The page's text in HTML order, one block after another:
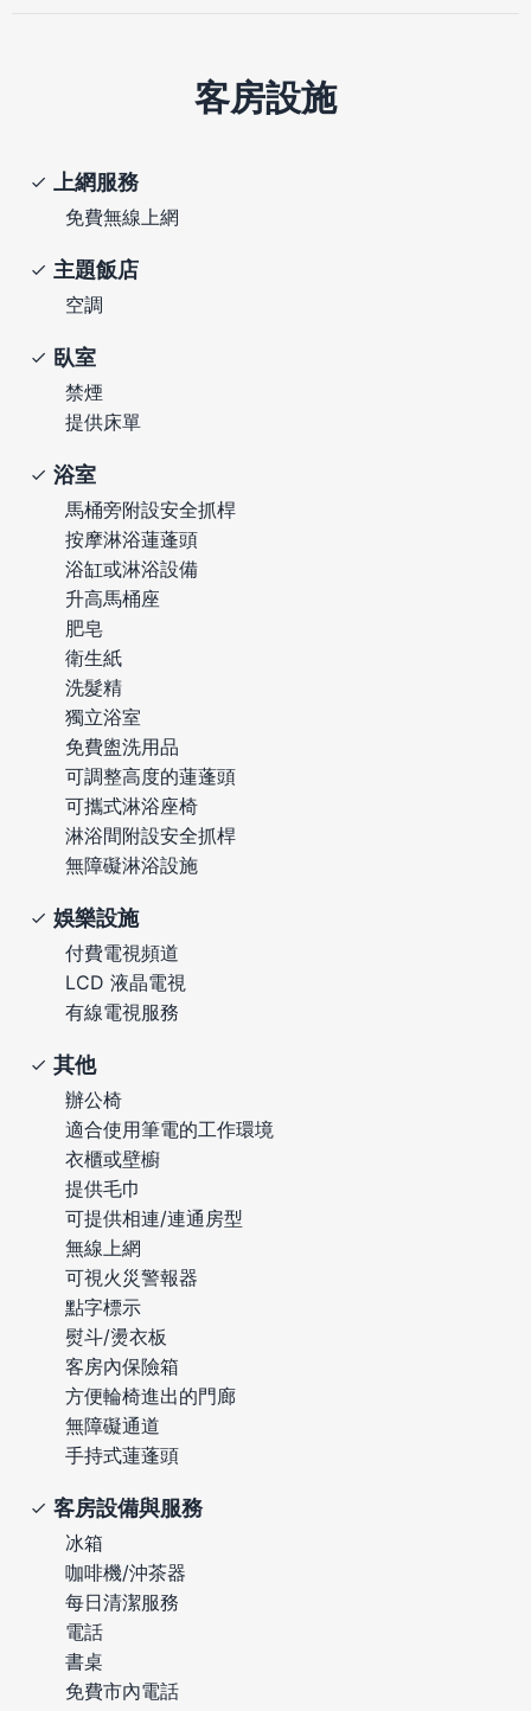
客房設施
上網服務
免費無線上網
主題飯店
空調
臥室
禁煙
提供床單
浴室
馬桶旁附設安全抓桿
按摩淋浴蓮蓬頭
浴缸或淋浴設備
升高馬桶座
肥皂
衛生紙
洗髮精
獨立浴室
免費盥洗用品
可調整高度的蓮蓬頭
可攜式淋浴座椅
淋浴間附設安全抓桿
無障礙淋浴設施
娛樂設施
付費電視頻道
LCD 液晶電視
有線電視服務
其他
辦公椅
適合使用筆電的工作環境
衣櫃或壁櫥
提供毛巾
可提供相連/連通房型
無線上網
可視火災警報器
點字標示
熨斗/燙衣板
客房內保險箱
方便輪椅進出的門廊
無障礙通道
手持式蓮蓬頭
客房設備與服務
冰箱
咖啡機/沖茶器
每日清潔服務
電話
書桌
免費市內電話